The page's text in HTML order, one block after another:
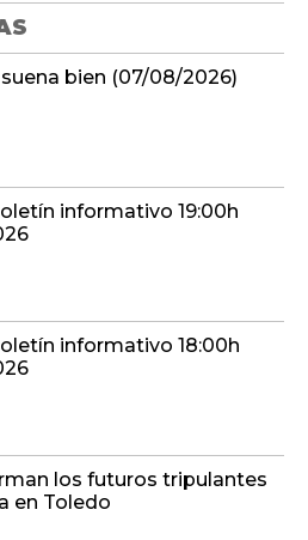
bien (07/08/2026)
informativo 19:00h
informativo 18:00h
los futuros tripulantes
en Toledo